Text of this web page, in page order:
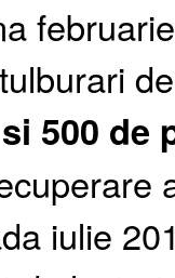
500 de
iulie